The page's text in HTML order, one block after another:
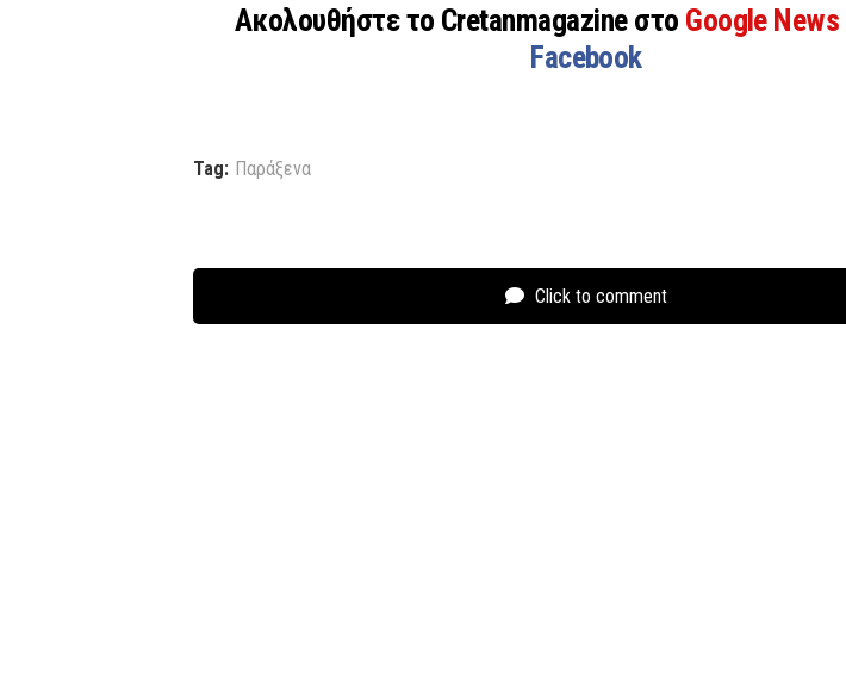
Ακολουθήστε το Cretanmagazine στο Google News
Facebook
Tag: Παράξενα
Click to comment